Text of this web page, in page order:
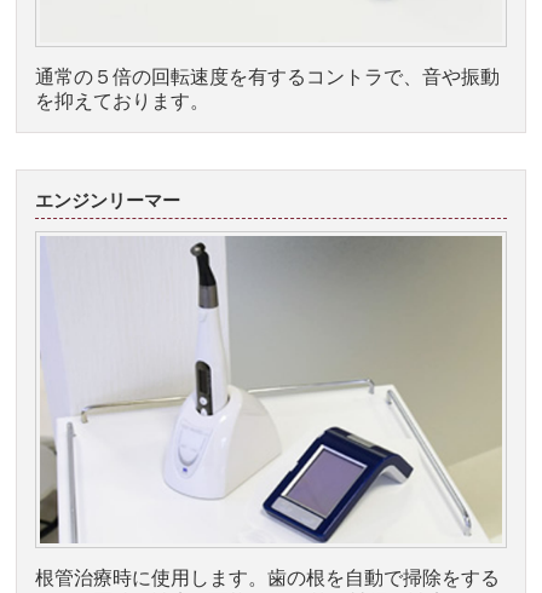
通常の５倍の回転速度を有するコントラで、音や振動
を抑えております。
エンジンリーマー
根管治療時に使用します。歯の根を自動で掃除をする